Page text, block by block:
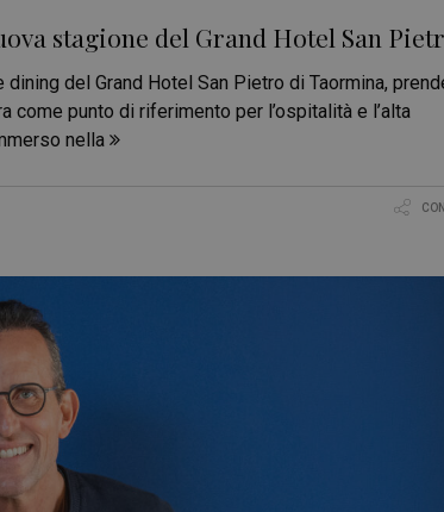
stagione del Grand Hotel San
del Grand Hotel San Pietro di Taormina,
punto di riferimento per l’ospitalità e l’alta
nella